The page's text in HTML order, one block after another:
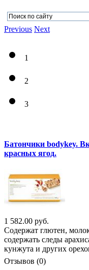
Previous Next
1
2
3
Батончики bodykey.
красных ягод.
1 582.00 руб.
Содержат глютен,
содержать следы
кунжута и других
Отзывов (0)